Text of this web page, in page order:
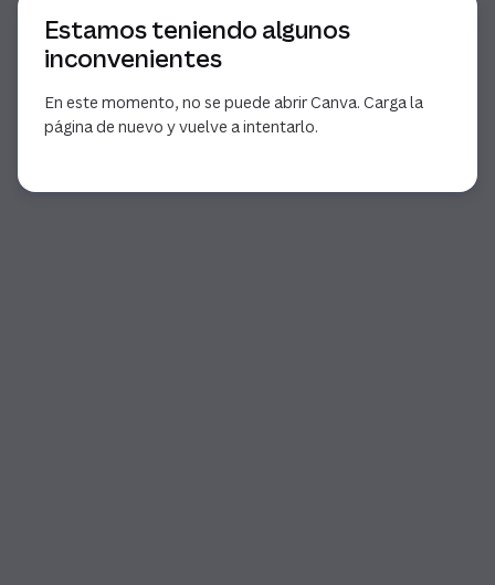
Estamos teniendo algunos
inconvenientes
En este momento, no se puede abrir Canva. Carga la
página de nuevo y vuelve a intentarlo.